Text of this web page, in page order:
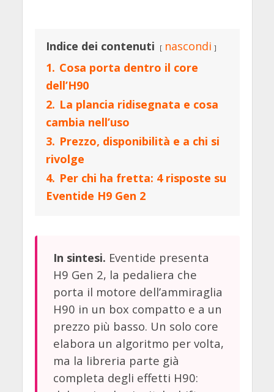
Indice dei contenuti
nascondi
1. Cosa porta dentro il core
dell’H90
2. La plancia ridisegnata e cosa
cambia nell’uso
3. Prezzo, disponibilità e a chi si
rivolge
4. Per chi ha fretta: 4 risposte su
Eventide H9 Gen 2
In sintesi. Eventide presenta
H9 Gen 2, la pedaliera che
porta il motore dell’ammiraglia
H90 in un box compatto e a un
prezzo più basso. Un solo core
elabora un algoritmo per volta,
ma la libreria parte già
completa degli effetti H90: